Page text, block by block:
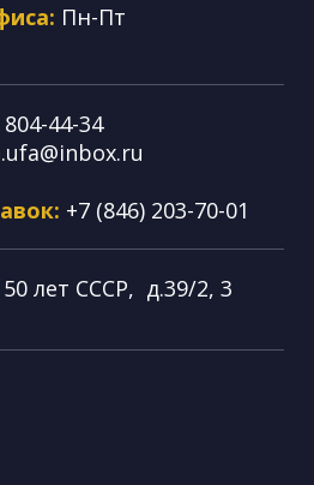
Пн-Пт
44-34
+7 (846) 203-70-01
лет СССР, д.39/2, 3